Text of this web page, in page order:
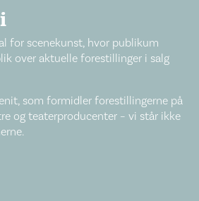
for scenekunst, hvor publikum
over aktuelle forestillinger i salg
som formidler forestillingerne på
og teaterproducenter – vi står ikke